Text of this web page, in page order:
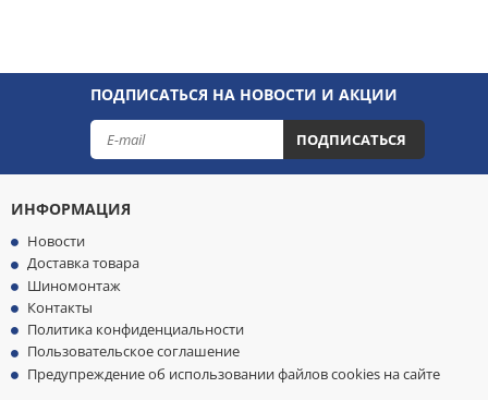
ПОДПИСАТЬСЯ НА НОВОСТИ И АКЦИИ
ПОДПИСАТЬСЯ
ИНФОРМАЦИЯ
Новости
Доставка товара
Шиномонтаж
Контакты
Политика конфиденциальности
Пользовательское соглашение
Предупреждение об использовании файлов cookies на сайте